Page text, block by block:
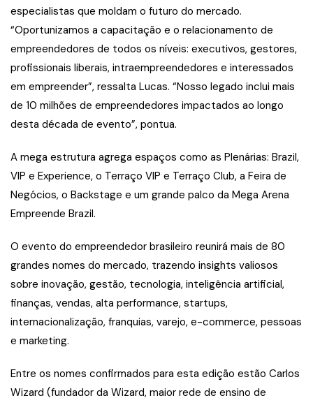
especialistas que moldam o futuro do mercado.
“Oportunizamos a capacitação e o relacionamento de
empreendedores de todos os níveis: executivos, gestores,
profissionais liberais, intraempreendedores e interessados
em empreender”, ressalta Lucas. “Nosso legado inclui mais
de 10 milhões de empreendedores impactados ao longo
desta década de evento”, pontua.
A mega estrutura agrega espaços como as Plenárias: Brazil,
VIP e Experience, o Terraço VIP e Terraço Club, a Feira de
Negócios, o Backstage e um grande palco da Mega Arena
Empreende Brazil.
O evento do empreendedor brasileiro reunirá mais de 80
grandes nomes do mercado, trazendo insights valiosos
sobre inovação, gestão, tecnologia, inteligência artificial,
finanças, vendas, alta performance, startups,
internacionalização, franquias, varejo, e-commerce, pessoas
e marketing.
Entre os nomes confirmados para esta edição estão Carlos
Wizard (fundador da Wizard, maior rede de ensino de